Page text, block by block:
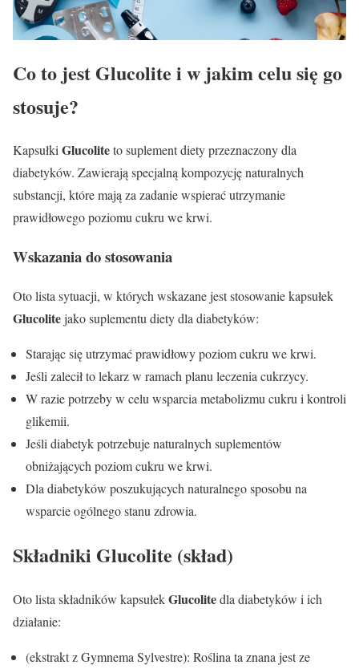
Co to jest Glucolite i w jakim celu się go
stosuje?
KapsułkiGlucoliteto suplement diety przeznaczony dla
diabetyków. Zawierają specjalną kompozycję naturalnych
substancji, które mają za zadanie wspierać utrzymanie
prawidłowego poziomu cukru we krwi.
Wskazania do stosowania
Oto lista sytuacji, w których wskazane jest stosowanie kapsułek
Glucolitejako suplementu diety dla diabetyków:
Starając się utrzymać prawidłowy poziom cukru we krwi.
Jeśli zalecił to lekarz w ramach planu leczenia cukrzycy.
W razie potrzeby w celu wsparcia metabolizmu cukru i kontroli
glikemii.
Jeśli diabetyk potrzebuje naturalnych suplementów
obniżających poziom cukru we krwi.
Dla diabetyków poszukujących naturalnego sposobu na
wsparcie ogólnego stanu zdrowia.
Składniki Glucolite (skład)
Oto lista składników kapsułekGlucolitedla diabetyków i ich
działanie:
(ekstrakt z Gymnema Sylvestre): Roślina ta znana jest ze